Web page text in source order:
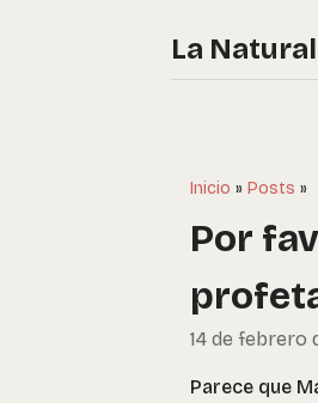
La
Inicio » Posts »
Por
14 de febrero
Parece que